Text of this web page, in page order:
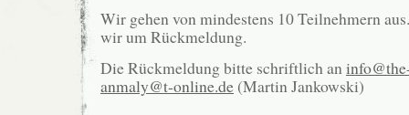
Wir gehen von mindestens 10 Teilnehmern
wir um Rückmeldung.
Die Rückmeldung bitte schriftlich an
anmaly@t-online.de (Martin Jankowski)